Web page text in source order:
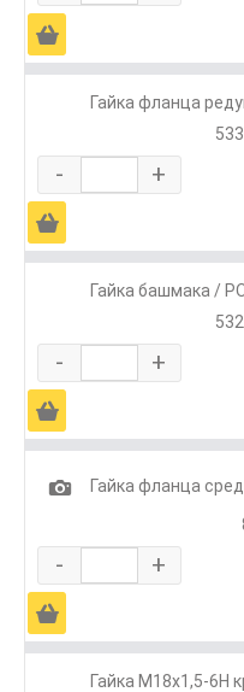
Ä
Гайка фланца
- +
Ä
Гайка башмака /
- +
Ä
1
Гайка фланца
- +
Ä
Гайка М18х1,5-6Н